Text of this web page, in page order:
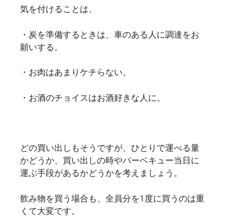
気を付けることは、
・炭を準備するときは、車のある人に調達をお
願いする。
・お肉はあまりケチらない。
・お酒のチョイスはお酒好きな人に。
どの買い出しもそうですが、ひとりで運べる量
かどうか、買い出しの時やバーベキュー当日に
運ぶ手段があるかどうかを考えましょう。
飲み物を買う場合も、全員分を1度に買うのは重
くて大変です。